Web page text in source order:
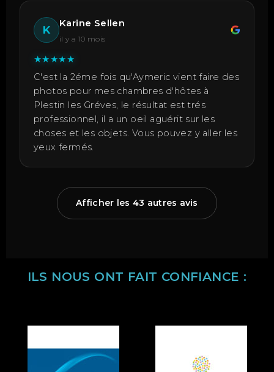
K
Karine Sellen
il y a 10 mois
★★★★★
C'est la 2éme fois qu'Aymeric vient faire des
photos pour mes chambres d'hôtes à
Plestin les Gréves, le résultat est trés
professionnel, il a un oeil aguérit sur les
choses et les objets. Vous pouvez y aller les
yeux fermés.
Afficher les 43 autres avis
ILS NOUS ONT FAIT CONFIANCE :